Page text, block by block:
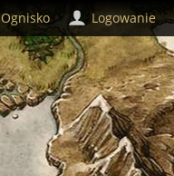
Ognisko Logowanie